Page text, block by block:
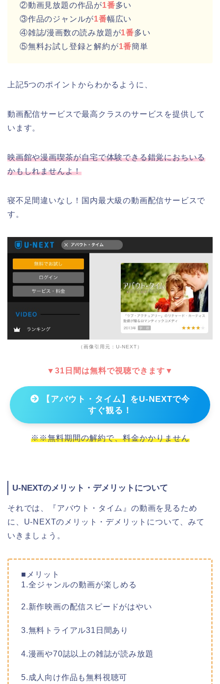
②動画見放題の作品が1番多い
③作品のジャンルが1番幅広い
④雑誌/漫画数の読み放題が1番多い
⑤無料お試し登録と解約が1番簡単
上記5つのポイントからわかるように、
動画配信サービスで最高クラスのサービスを提供して
います。
映画館や漫画喫茶が自宅で体験できる錯覚におちいる
かもしれませんよ！
寝不足間違いなし！国内最大級の動画配信サービスで
す。
（画像引用元：U-NEXT）
▼31日間は無料で視聴できます▼
【アバウト・タイム】をU-NEXTで今
すぐ観る！
※※無料期間の解約で、料金かかりません
U-NEXTのメリット・デメリットについて
それでは、『アバウト・タイム』の動画を見るため
に、U-NEXTのメリット・デメリットについて、みて
いきましょう。
■メリット
1.全ジャンルの動画が楽しめる
2.新作映画の配信スピードがはやい
3.無料トライアル31日間あり
4.漫画や70誌以上の雑誌が読み放題
5.成人向け作品も無料視聴可